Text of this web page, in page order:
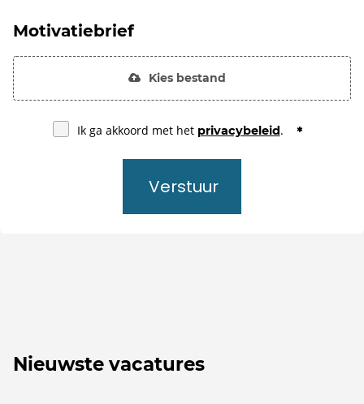
Motivatiebrief
Kies bestand
Ik ga akkoord met het privacybeleid.
Verstuur
Nieuwste vacatures